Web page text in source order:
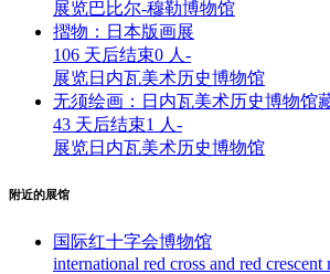
展览巴比尔-穆勒博物馆
摺物：日本版画展
106 天后结束0 人 -
展览日内瓦美术历史博物馆
无须绘画：日内瓦美术历史博物馆
43 天后结束1 人 -
展览日内瓦美术历史博物馆
附近的展馆
国际红十字会博物馆
international red cross and red crescent